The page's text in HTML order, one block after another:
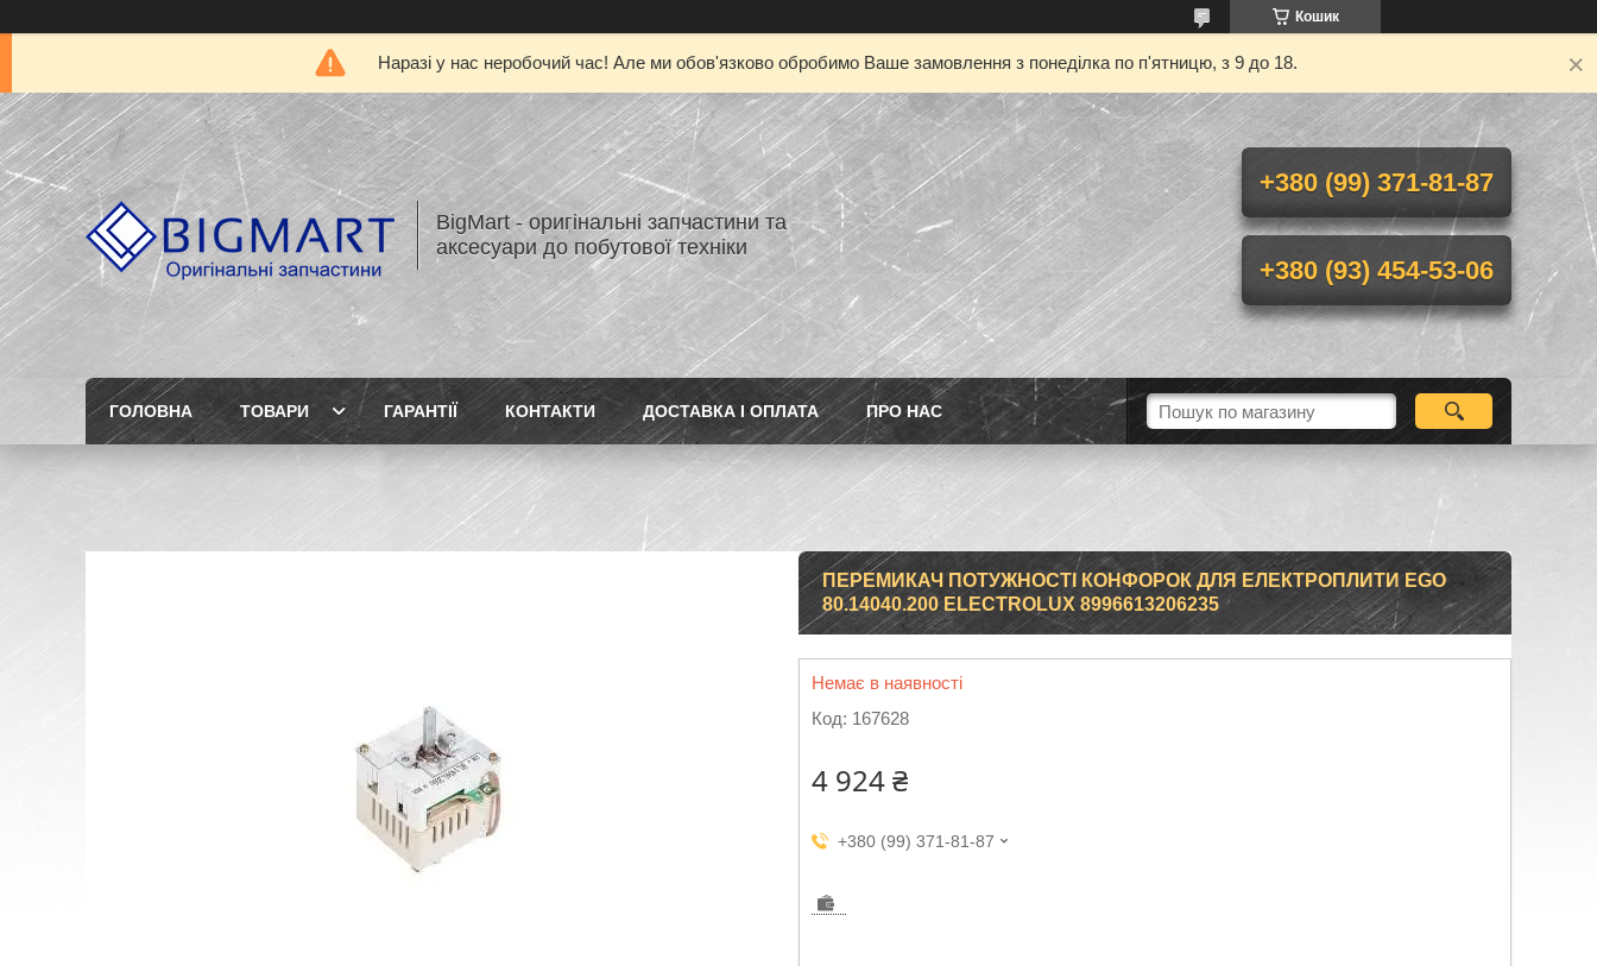
Кошик
Наразі у нас неробочий час! Але ми обов'язково обробимо Ваше замовлення з понеділка по п'ятницю, з 9 до 18.
BigMart - оригінальні запчастини та
аксесуари до побутової техніки
+380 (99) 371-81-87
+380 (93) 454-53-06
ГОЛОВНА ТОВАРИ ГАРАНТІЇ КОНТАКТИ ДОСТАВКА І ОПЛАТА ПРО НАС
ПЕРЕМИКАЧ ПОТУЖНОСТІ КОНФОРОК ДЛЯ ЕЛЕКТРОПЛИТИ EGO
80.14040.200 ELECTROLUX 8996613206235
Немає в наявності
Код: 167628
4 924 ₴
+380 (99) 371-81-87